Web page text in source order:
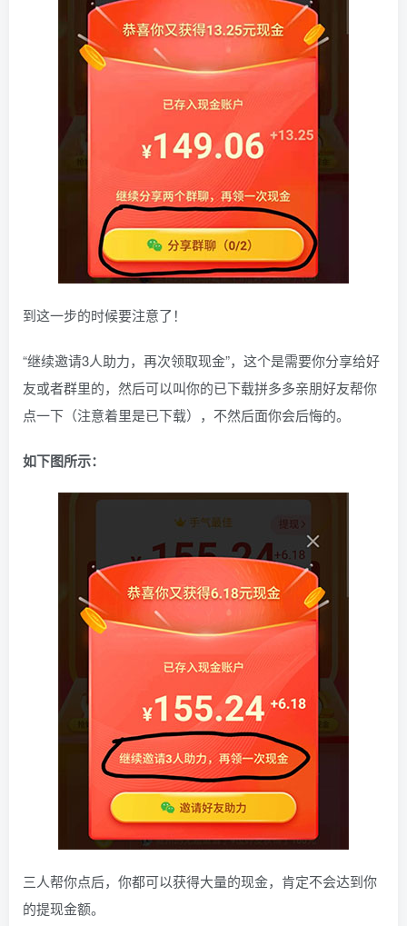
到这一步的时候要注意了！
“继续邀请3人助力，再次领取现金”，这个是需要你分享给好
友或者群里的，然后可以叫你的已下载拼多多亲朋好友帮你
点一下（注意着里是已下载），不然后面你会后悔的。
如下图所示：
三人帮你点后，你都可以获得大量的现金，肯定不会达到你
的提现金额。